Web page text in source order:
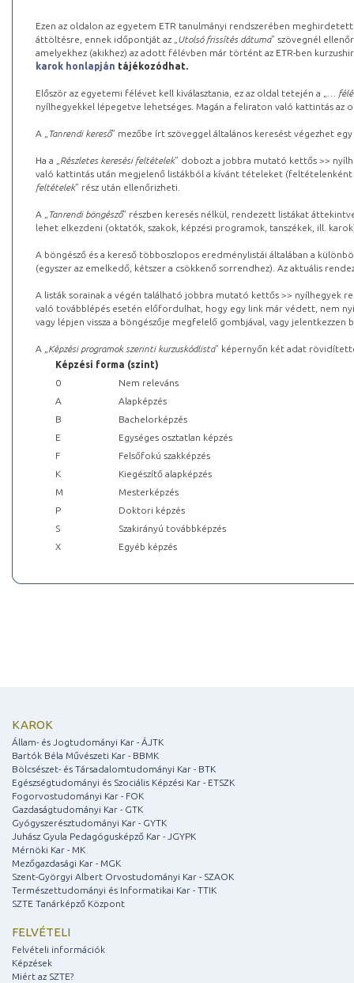
Ezen az oldalon az egyetem ETR tanulmányi rendszerében
áttöltésre, ennek időpontját az „ Utolsó frissítés dátuma” szövegnél
amelyekhez (akikhez) az adott félévben már történt az ETR-ben
karok honlapján tájékozódhat.
Először az egyetemi félévet kell kiválasztania, ez az oldal tetején a „
…
nyílhegyekkel lépegetve lehetséges. Magán a feliraton való kattintás az
A „ Tanrendi kereső” mezőbe írt szöveggel általános keresést végezhet
Ha a „ Részletes keresési feltételek” dobozt a jobbra mutató kettős >>
való kattintás után megjelenő listákból a kívánt tételeket (feltételenként
feltételek” rész után ellenőrizheti.
A „ Tanrendi böngésző” részben keresés nélkül, rendezett listákat
lehet elkezdeni (oktatók, szakok, képzési programok, tanszékek, ill.
A böngésző és a kereső többoszlopos eredménylistái általában a
(egyszer az emelkedő, kétszer a csökkenő sorrendhez). Az aktuális
A listák sorainak a végén található jobbra mutató kettős >> nyílhegyek
való továbblépés esetén előfordulhat, hogy egy link már védett, nem
vagy lépjen vissza a böngészője megfelelő gombjával, vagy
A „ Képzési programok szerinti kurzuskódlista” képernyőn két adat
Képzési forma (szint)
0
Nem releváns
A
Alapképzés
B
Bachelorképzés
E
Egységes osztatlan képzés
F
Felsőfokú szakképzés
K
Kiegészítő alapképzés
M
Mesterképzés
P
Doktori képzés
S
Szakirányú továbbképzés
X
Egyéb képzés
KAROK
Állam- és Jogtudományi Kar - ÁJTK
Bartók Béla Művészeti Kar - BBMK
Bölcsészet- és Társadalomtudományi Kar - BTK
Egészségtudományi és Szociális Képzési Kar - ETSZK
Fogorvostudományi Kar - FOK
Gazdaságtudományi Kar - GTK
Gyógyszerésztudományi Kar - GYTK
Juhász Gyula Pedagógusképző Kar - JGYPK
Mérnöki Kar - MK
Mezőgazdasági Kar - MGK
Szent-Györgyi Albert Orvostudományi Kar - SZAOK
Természettudományi és Informatikai Kar - TTIK
SZTE Tanárképző Központ
FELVÉTELI
Felvételi információk
Képzések
Miért az SZTE?